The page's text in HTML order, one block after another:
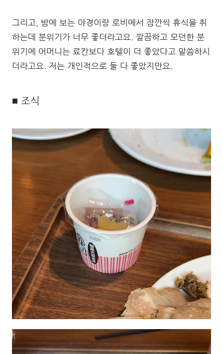
그리고, 밤에 보는 야경이랑 로비에서 잠깐씩 휴식을 취
하는데 분위기가 너무 좋더라고요. 깔끔하고 모던한 분
위기에 어머니는 료칸보다 호텔이 더 좋았다고 말씀하시
더라고요. 저는 개인적으로 둘 다 좋았지만요.
■ 조식